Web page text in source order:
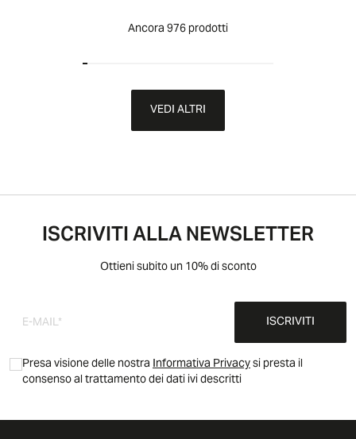
Ancora 976 prodotti
VEDI ALTRI
ISCRIVITI ALLA NEWSLETTER
Ottieni subito un 10% di sconto
ISCRIVITI
Presa visione delle nostraInformativa Privacysi presta il
consenso al trattamento dei dati ivi descritti